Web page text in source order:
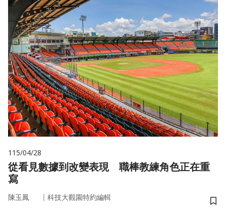
115/04/28
從看見數據到改變表現 職棒教練角色正在重
寫
陳玉鳳 ｜ 科技大觀園特約編輯
儲